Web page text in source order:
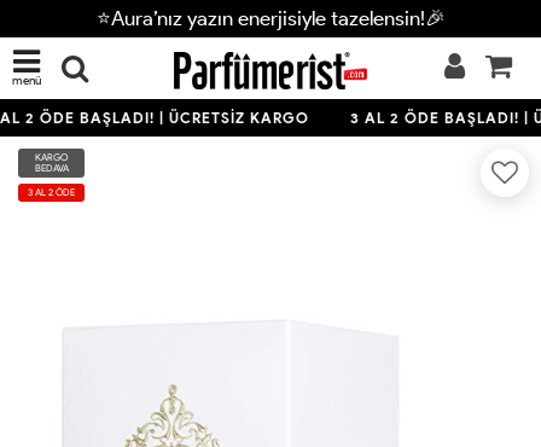
⭐Aura’nız yazın enerjisiyle tazelensin!🎉
menü
2 ÖDE BAŞLADI! | ÜCRETSİZ KARGO 3 AL 2 ÖDE BAŞLADI! |
KARGO
BEDAVA
3 AL 2 ÖDE